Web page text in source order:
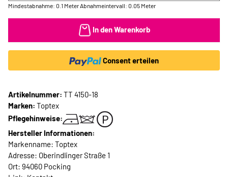
Mindestabnahme: 0.1 Meter Abnahmeintervall: 0.05 Meter
In den Warenkorb
Consent erteilen
Artikelnummer: TT 4150-18
Marken: Toptex
Pflegehinweise:
Hersteller Informationen:
Markenname: Toptex
Adresse: Oberindlinger Straße 1
Ort: 94060 Pocking